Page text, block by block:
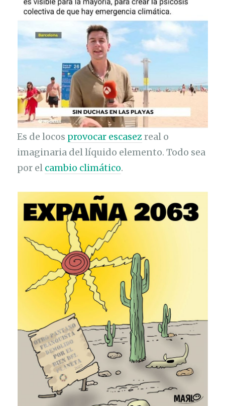
Es de locos provocar escasezreal o
imaginaria del líquido elemento. Todo sea
por el cambio climático.